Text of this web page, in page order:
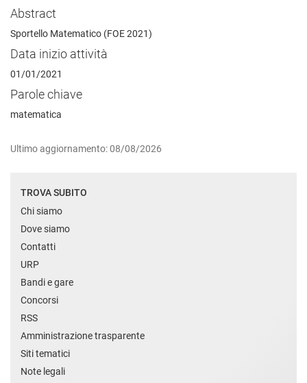
Abstract
Sportello Matematico (FOE 2021)
Data inizio attività
01/01/2021
Parole chiave
matematica
Ultimo aggiornamento: 08/08/2026
TROVA SUBITO
Chi siamo
Dove siamo
Contatti
URP
Bandi e gare
Concorsi
RSS
Amministrazione trasparente
Siti tematici
Note legali